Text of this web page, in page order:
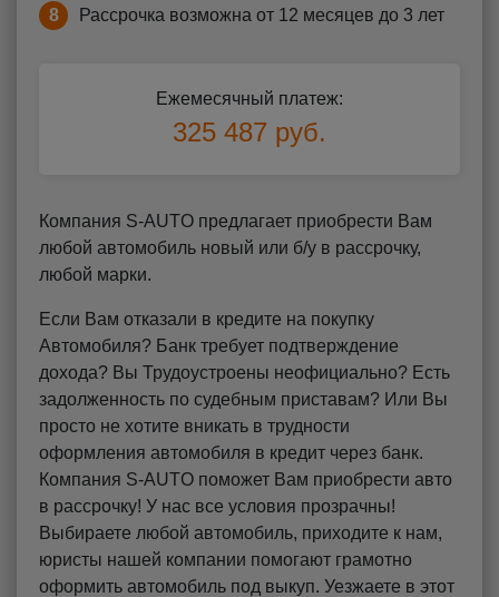
8 Рассрочка возможна от 12 месяцев до 3 лет
Ежемесячный платеж:
325 487 руб.
Компания S-AUTO предлагает приобрести Вам
любой автомобиль новый или б/у в рассрочку,
любой марки.
Если Вам отказали в кредите на покупку
Автомобиля? Банк требует подтверждение
дохода? Вы Трудоустроены неофициально? Есть
задолженность по судебным приставам? Или Вы
просто не хотите вникать в трудности
оформления автомобиля в кредит через банк.
Компания S-AUTO поможет Вам приобрести авто
в рассрочку! У нас все условия прозрачны!
Выбираете любой автомобиль, приходите к нам,
юристы нашей компании помогают грамотно
оформить автомобиль под выкуп. Уезжаете в этот